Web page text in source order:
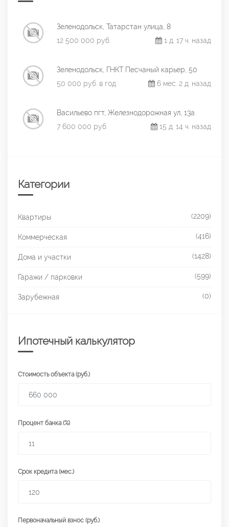
Зеленодольск, Татарстан улица, 8
12 500 000 руб.
1 д. 17 ч. назад
Зеленодольск, ГНКТ Песчаный карьер, 50
50 000 руб. в год
6 мес. 2 д. назад
Васильево пгт, Железнодорожная ул, 13а
7 600 000 руб.
15 д. 14 ч. назад
Категории
Квартиры (2209)
Коммерческая (416)
Дома и участки (1428)
Гаражи / парковки (599)
Зарубежная (0)
Ипотечный калькулятор
Стоимость объекта (руб.)
Процент банка (%)
Срок кредита (мес.)
Первоначальный взнос (руб.)